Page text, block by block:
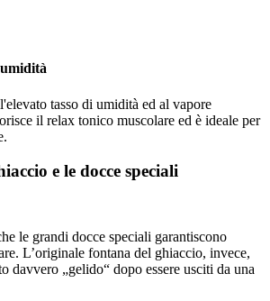
tasso di umidità ed al vapore
il relax tonico muscolare ed è ideale per
e le docce speciali
le grandi docce speciali garantiscono
L’originale fontana del ghiaccio, invece,
davvero „gelido“ dopo essere usciti da una